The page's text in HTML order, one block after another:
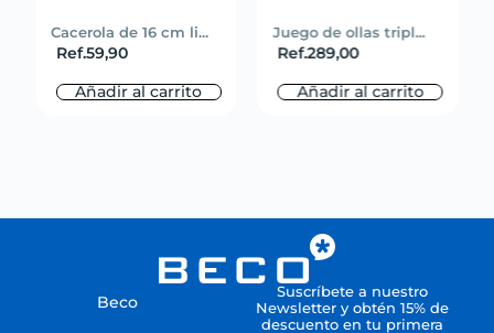
Cacerola de 16 cm li...
Ref.59,90
Añadir al carrito
Juego de ollas tripl...
Ref.289,00
Añadir al carrito
Beco
Suscríbete a nuestro
Newsletter y obtén 15% de
descuento en tu primera